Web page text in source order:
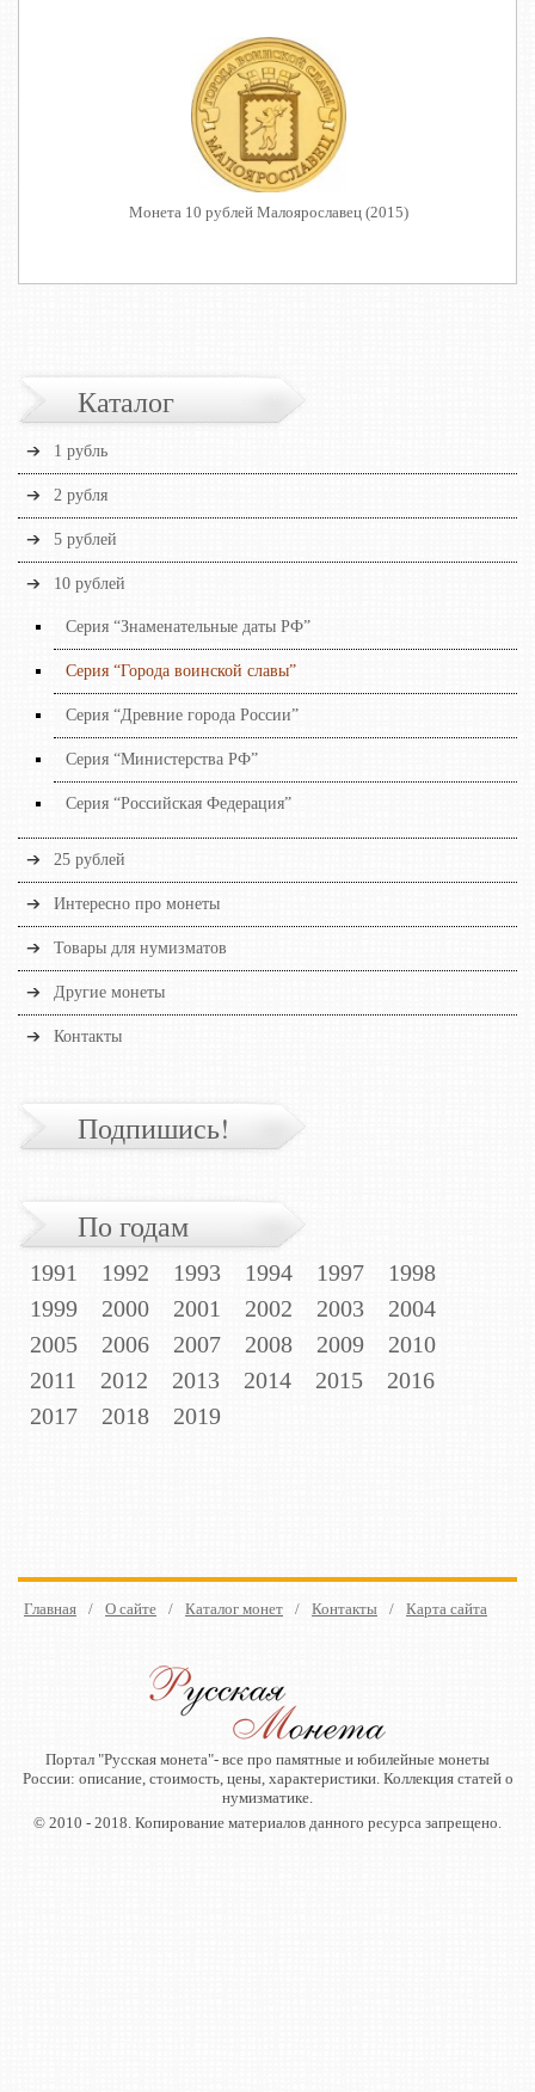
Монета 10 рублей Малоярославец (2015)
Каталог
1 рубль
2 рубля
5 рублей
10 рублей
Серия “Знаменательные даты РФ”
Серия “Города воинской славы”
Серия “Древние города России”
Серия “Министерства РФ”
Серия “Российская Федерация”
25 рублей
Интересно про монеты
Товары для нумизматов
Другие монеты
Контакты
Подпишись!
По годам
1991 1992 1993 1994 1997
1998
1999
2000 2001 2002 2003
2004
2005
2006 2007 2008 2009
2010
2011
2012 2013 2014 2015
2016
2017
2018 2019
Главная / О сайте / Каталог монет / Контакты / Карта сайта
Портал "Русская монета"- все про памятные и юбилейные монеты
России: описание, стоимость, цены, характеристики. Коллекция статей о
нумизматике.
© 2010 - 2018. Копирование материалов данного ресурса запрещено.